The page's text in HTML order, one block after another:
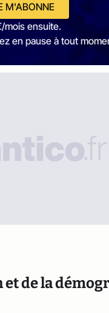
M'ABONNE
mois ensuite.
en pause à tout
de la